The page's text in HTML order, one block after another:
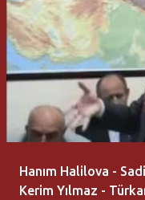
Hanım Halilova -
Kerim Yılmaz -